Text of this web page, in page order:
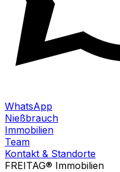
WhatsApp
Nießbrauch
Immobilien
Team
Kontakt & Standorte
FREITAG® Immobilien